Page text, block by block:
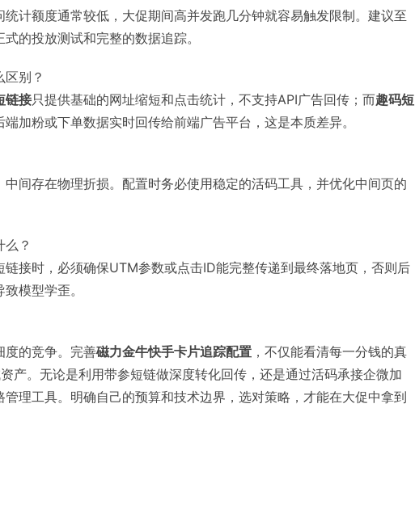
计额度通常较低，大促期间高并发跑几分钟就容易触发限制。建议至
的投放测试和完整的数据追踪。
别？
链接只提供基础的网址缩短和点击统计，不支持API广告回传；而趣码短
加粉或下单数据实时回传给前端广告平台，这是本质差异。
间存在物理折损。配置时务必使用稳定的活码工具，并优化中间页的
？
接时，必须确保UTM参数或点击ID能完整传递到最终落地页，否则后
模型学歪。
度的竞争。完善磁力金牛快手卡片追踪配置 ，不仅能看清每一分钱的真
产。无论是利用带参短链做深度转化回传，还是通过活码承接企微加
理工具。明确自己的预算和技术边界，选对策略，才能在大促中拿到